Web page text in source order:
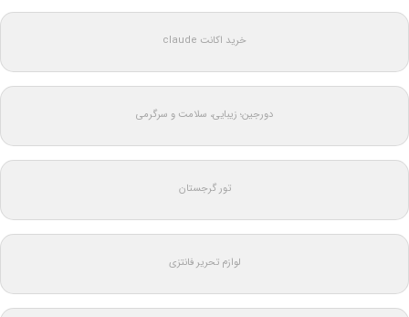
خرید اکانت claude
دورجین؛ زیبایی، سلامت و سرگرمی
تور گرجستان
لوازم تحریر فانتزی